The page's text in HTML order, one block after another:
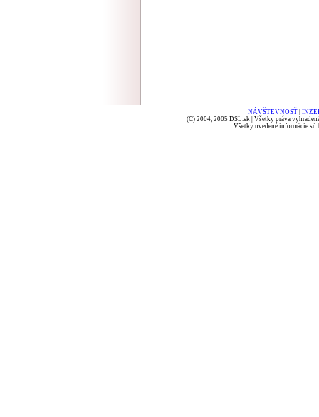
NÁVŠTEVNOSŤ
(C) 2004, 2005 DSL.sk | Všetky práva
Všetky uvedené informácie sú